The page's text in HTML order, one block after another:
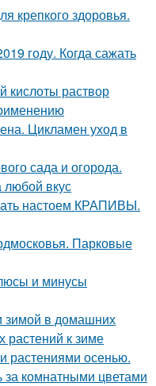
крепкого здоровья.
году. Когда сажать
кислоты раствор
Цикламен уход в
сада и огорода.
любой вкус
настоем КРАПИВЫ.
Парковые
и минусы
зимой в домашних
растений к зиме
растениями осенью.
за комнатными цветами